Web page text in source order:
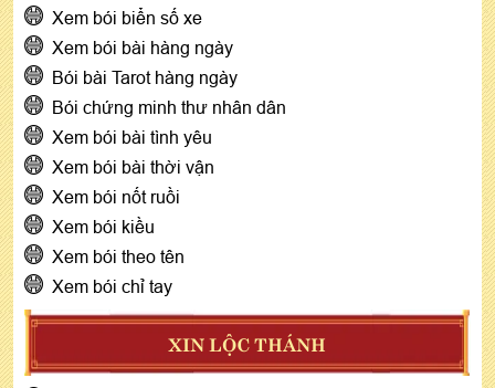
Xem bói biển số xe
Xem bói bài hàng ngày
Bói bài Tarot hàng ngày
Bói chứng minh thư nhân dân
Xem bói bài tình yêu
Xem bói bài thời vận
Xem bói nốt ruồi
Xem bói kiều
Xem bói theo tên
Xem bói chỉ tay
XIN LỘC THÁNH